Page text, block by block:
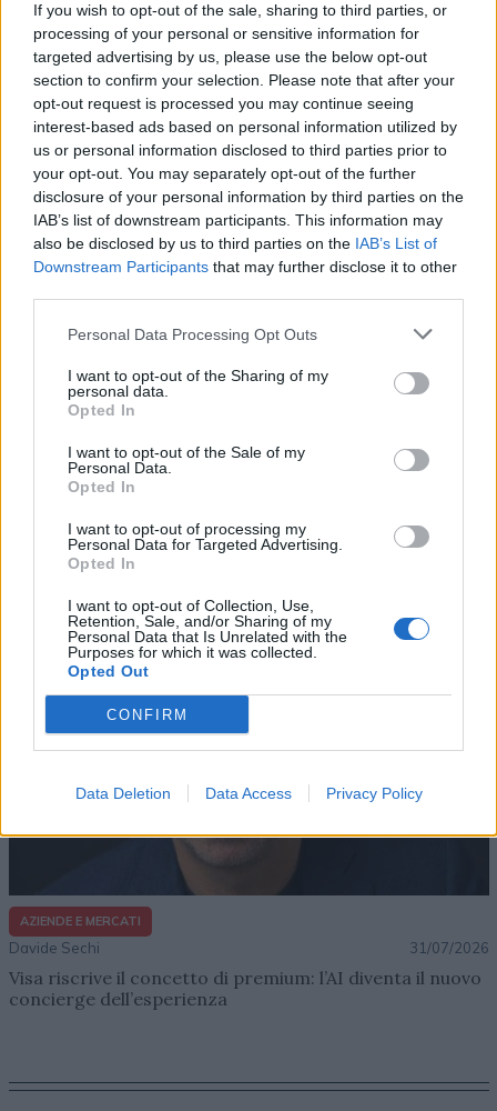
If you wish to opt-out of the sale, sharing to third parties, or
processing of your personal or sensitive information for
targeted advertising by us, please use the below opt-out
section to confirm your selection. Please note that after your
opt-out request is processed you may continue seeing
interest-based ads based on personal information utilized by
us or personal information disclosed to third parties prior to
your opt-out. You may separately opt-out of the further
disclosure of your personal information by third parties on the
IAB’s list of downstream participants. This information may
also be disclosed by us to third parties on the IAB’s List of
Downstream Participants that may further disclose it to other
Personal Data Processing Opt Outs
I want to opt-out of the Sharing of my
personal data.
Opted In
I want to opt-out of the Sale of my
Personal Data.
Opted In
I want to opt-out of processing my
Personal Data for Targeted Advertising.
Opted In
I want to opt-out of Collection, Use,
Retention, Sale, and/or Sharing of my
Personal Data that Is Unrelated with the
Purposes for which it was collected.
Opted Out
CONFIRM
Data Deletion Data Access Privacy Policy
Altri articoli che potrebbero piacerti
AZIENDE E MERCATI
Dal lusso circolare all’intelligenza artificiale: come
Lenush Saf costruisce un ecosistema tra creatività,
impresa e musica
AZIENDE E MERCATI
Davide Sechi 31/07/2026
Visa riscrive il concetto di premium: l’AI diventa il nuovo
concierge dell’esperienza